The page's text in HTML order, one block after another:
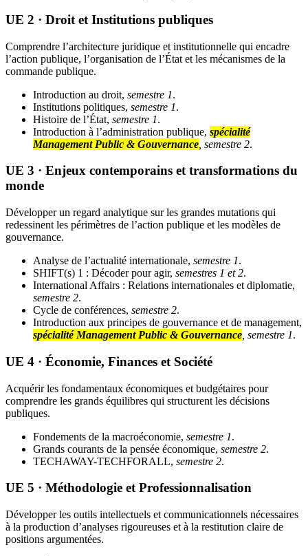
UE 2 · Droit et Institutions publiques
Comprendre l’architecture juridique et institutionnelle qui encadre
l’action publique, l’organisation de l’État et les mécanismes de la
commande publique.
Introduction au droit, semestre 1.
Institutions politiques, semestre 1.
Histoire de l’État, semestre 1.
Introduction à l’administration publique, spécialité
Management Public & Gouvernance , semestre 2.
UE 3 · Enjeux contemporains et transformations du
monde
Développer un regard analytique sur les grandes mutations qui
redessinent les périmètres de l’action publique et les modèles de
gouvernance.
Analyse de l’actualité internationale, semestre 1.
SHIFT(s) 1 : Décoder pour agir, semestres 1 et 2.
International Affairs : Relations internationales et diplomatie,
semestre 2.
Cycle de conférences, semestre 2.
Introduction aux principes de gouvernance et de management,
spécialité Management Public & Gouvernance , semestre 1.
UE 4 · Économie, Finances et Société
Acquérir les fondamentaux économiques et budgétaires pour
comprendre les grands équilibres qui structurent les décisions
publiques.
Fondements de la macroéconomie, semestre 1.
Grands courants de la pensée économique, semestre 2.
TECHAWAY-TECHFORALL, semestre 2.
UE 5 · Méthodologie et Professionnalisation
Développer les outils intellectuels et communicationnels nécessaires
à la production d’analyses rigoureuses et à la restitution claire de
positions argumentées.